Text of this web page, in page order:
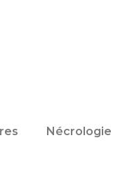
Nécrologie